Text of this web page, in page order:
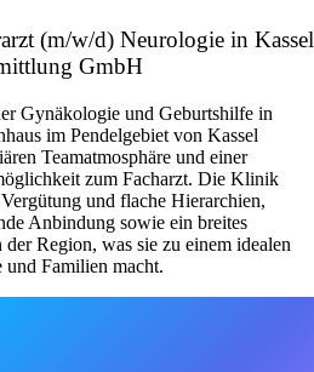
(m/w/d) Neurologie in Kassel
GmbH
Gynäkologie und Geburtshilfe in
im Pendelgebiet von Kassel
Teamatmosphäre und einer
zum Facharzt. Die Klinik
und flache Hierarchien,
Anbindung sowie ein breites
Region, was sie zu einem idealen
und Familien macht.